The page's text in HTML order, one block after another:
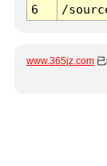
6
/
www.365jz.com